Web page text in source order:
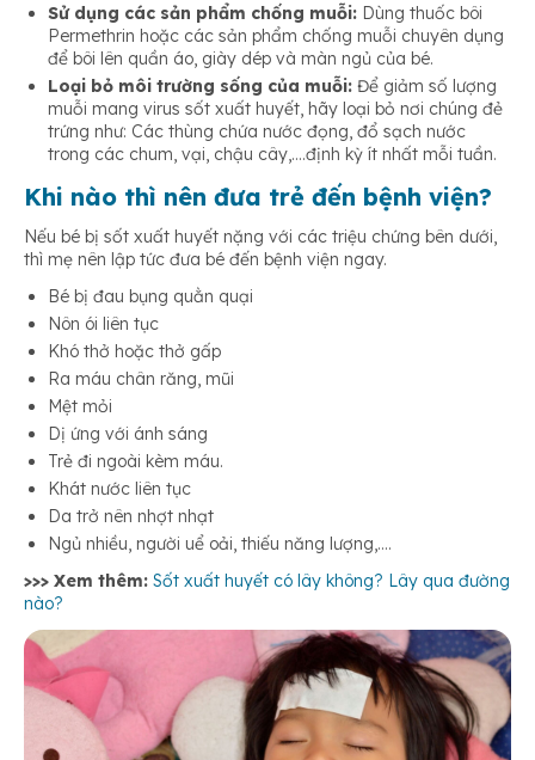
Sử dụng các sản phẩm chống muỗi: Dùng thuốc bôi
Permethrin hoặc các sản phẩm chống muỗi chuyên dụng
để bôi lên quần áo, giày dép và màn ngủ của bé.
Loại bỏ môi trường sống của muỗi: Để giảm số lượng
muỗi mang virus sốt xuất huyết, hãy loại bỏ nơi chúng đẻ
trứng như: Các thùng chứa nước đọng, đổ sạch nước
trong các chum, vại, chậu cây,….định kỳ ít nhất mỗi tuần.
Khi nào thì nên đưa trẻ đến bệnh viện?
Nếu bé bị sốt xuất huyết nặng với các triệu chứng bên dưới,
thì mẹ nên lập tức đưa bé đến bệnh viện ngay.
Bé bị đau bụng quằn quại
Nôn ói liên tục
Khó thở hoặc thở gấp
Ra máu chân răng, mũi
Mệt mỏi
Dị ứng với ánh sáng
Trẻ đi ngoài kèm máu.
Khát nước liên tục
Da trở nên nhợt nhạt
Ngủ nhiều, người uể oải, thiếu năng lượng,….
>>> Xem thêm: Sốt xuất huyết có lây không? Lây qua đường
nào?